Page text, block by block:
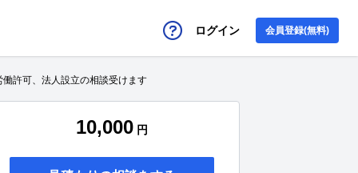
ログイン 会員登録(無料)
働許可、法人設立の相談受けます
10,000 円